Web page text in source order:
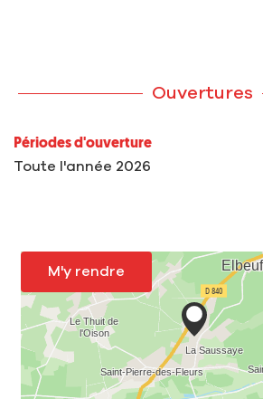
Ouvertures
Périodes d'ouverture
Toute l'année 2026
M'y rendre